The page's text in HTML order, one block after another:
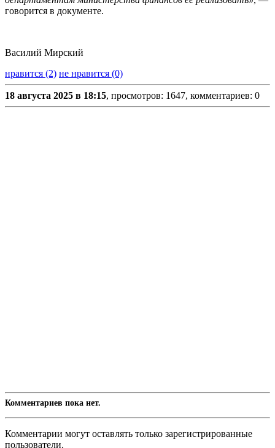
говорится в документе.
Василий Мирский
нравится (2) не нравится (0)
18 августа 2025 в 18:15, просмотров: 1647, комментариев: 0
Комментариев пока нет.
Комментарии могут оставлять только зарегистрированные
пользователи.